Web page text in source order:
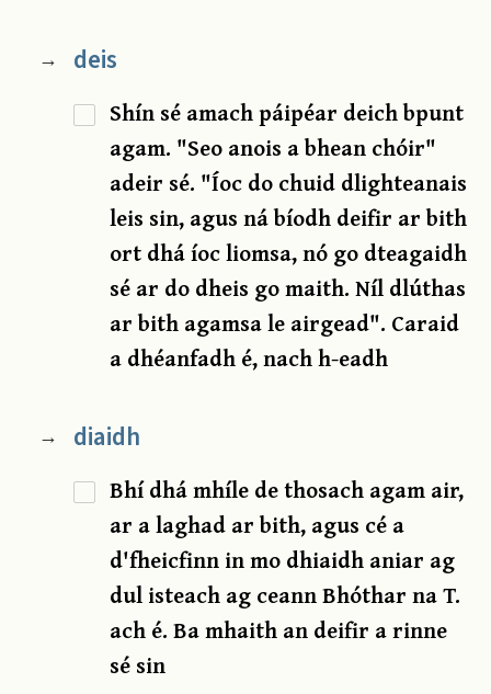
→ deis
Shín sé amach páipéar deich bpunt
agam. "Seo anois a bhean chóir"
adeir sé. "Íoc do chuid dlighteanais
leis sin, agus ná bíodh deifir ar bith
ort dhá íoc liomsa, nó go dteagaidh
sé ar do dheis go maith. Níl dlúthas
ar bith agamsa le airgead". Caraid
a dhéanfadh é, nach h-eadh
→ diaidh
Bhí dhá mhíle de thosach agam air,
ar a laghad ar bith, agus cé a
d'fheicfinn in mo dhiaidh aniar ag
dul isteach ag ceann Bhóthar na T.
ach é. Ba mhaith an deifir a rinne
sé sin